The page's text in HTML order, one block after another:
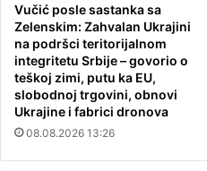
Vučić posle sastanka sa
Zelenskim: Zahvalan Ukrajini
na podršci teritorijalnom
integritetu Srbije – govorio o
teškoj zimi, putu ka EU,
slobodnoj trgovini, obnovi
Ukrajine i fabrici dronova
08.08.2026 13:26